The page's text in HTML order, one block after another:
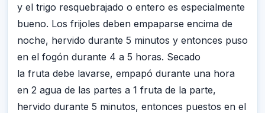
y el trigo resquebrajado o entero es especialmente
bueno. Los frijoles deben empaparse encima de
noche, hervido durante 5 minutos y entonces puso
en el fogón durante 4 a 5 horas. Secado
la fruta debe lavarse, empapó durante una hora
en 2 agua de las partes a 1 fruta de la parte,
hervido durante 5 minutos, entonces puestos en el